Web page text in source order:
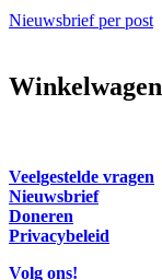
Nieuwsbrief per post
Winkelwagen
Veelgestelde vragen
Nieuwsbrief
Doneren
Privacybeleid
Volg ons!